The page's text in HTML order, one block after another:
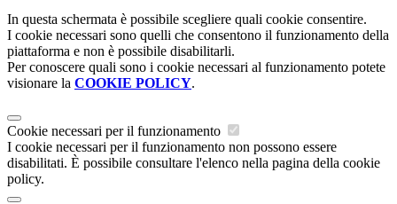
In questa schermata è possibile scegliere quali cookie consentire.
I cookie necessari sono quelli che consentono il funzionamento della
piattaforma e non è possibile disabilitarli.
Per conoscere quali sono i cookie necessari al funzionamento potete
visionare la COOKIE POLICY.
Cookie necessari per il funzionamento
I cookie necessari per il funzionamento non possono essere
disabilitati. È possibile consultare l'elenco nella pagina della cookie
policy.